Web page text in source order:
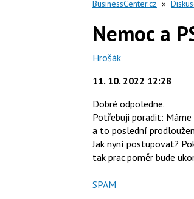
BusinessCenter.cz »
Nemoc a
Hrošák
11. 10. 2022 12:28
Dobré odpoledne.
Potřebuji poradit: Máme
a to poslední
Jak nyní postupovat?
tak prac.poměr bude
Nahlásit
SPAM